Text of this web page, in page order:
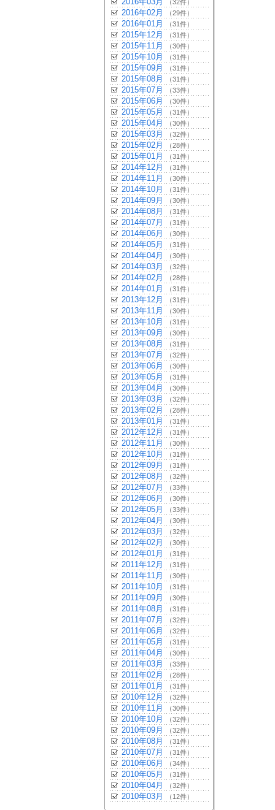
（32件）
2016年02月 （29件）
2016年01月 （31件）
2015年12月 （31件）
2015年11月 （30件）
2015年10月 （31件）
2015年09月 （31件）
2015年08月 （31件）
2015年07月 （33件）
2015年06月 （30件）
2015年05月 （31件）
2015年04月 （30件）
2015年03月 （32件）
2015年02月 （28件）
2015年01月 （31件）
2014年12月 （31件）
2014年11月 （30件）
2014年10月 （31件）
2014年09月 （30件）
2014年08月 （31件）
2014年07月 （31件）
2014年06月 （30件）
2014年05月 （31件）
2014年04月 （30件）
2014年03月 （32件）
2014年02月 （28件）
2014年01月 （31件）
2013年12月 （31件）
2013年11月 （30件）
2013年10月 （31件）
2013年09月 （30件）
2013年08月 （31件）
2013年07月 （32件）
2013年06月 （30件）
2013年05月 （31件）
2013年04月 （30件）
2013年03月 （32件）
2013年02月 （28件）
2013年01月 （31件）
2012年12月 （31件）
2012年11月 （30件）
2012年10月 （31件）
2012年09月 （31件）
2012年08月 （32件）
2012年07月 （33件）
2012年06月 （30件）
2012年05月 （33件）
2012年04月 （30件）
2012年03月 （32件）
2012年02月 （30件）
2012年01月 （31件）
2011年12月 （31件）
2011年11月 （30件）
2011年10月 （31件）
2011年09月 （30件）
2011年08月 （31件）
2011年07月 （32件）
2011年06月 （32件）
2011年05月 （31件）
2011年04月 （30件）
2011年03月 （33件）
2011年02月 （28件）
2011年01月 （31件）
2010年12月 （32件）
2010年11月 （30件）
2010年10月 （32件）
2010年09月 （32件）
2010年08月 （31件）
2010年07月 （31件）
2010年06月 （34件）
2010年05月 （31件）
2010年04月 （32件）
2010年03月 （12件）